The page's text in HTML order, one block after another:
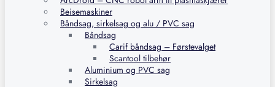
Beisemaskiner
Båndsag, sirkelsag og alu / PVC sag
Båndsag
Carif båndsag – Førstevalget
Scantool tilbehør
Aluminium og PVC sag
Sirkelsag